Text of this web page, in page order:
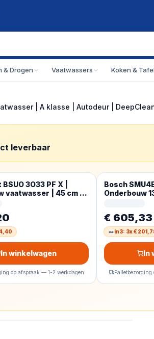
& Drogen Vaatwassers Koken &
| A klasse | Autodeur |
leverbaar
3O33 PF X |
vaatwasser | 45 cm |
In winkelwagen
op afspraak — 1-2 werkdagen
Bosch
Onderbouw
€ 605,33
in3: 3x €
In